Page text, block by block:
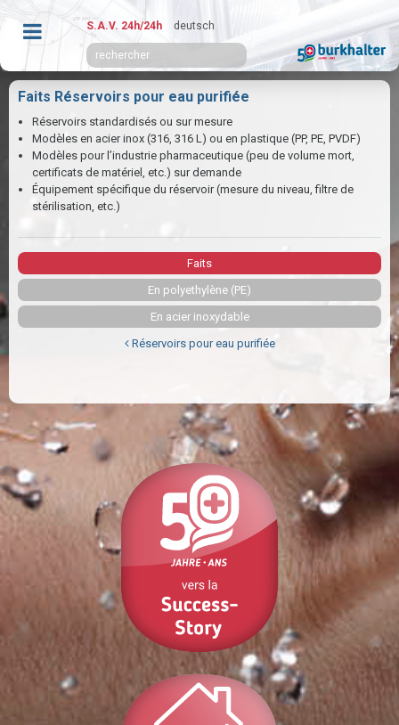
S.A.V. 24h/24h deutsch
Faits Réservoirs pour eau purifiée
Réservoirs standardisés ou sur mesure
Modèles en acier inox (316, 316 L) ou en plastique (PP, PE, PVDF)
Modèles pour l’industrie pharmaceutique (peu de volume mort,
certificats de matériel, etc.) sur demande
Équipement spécifique du réservoir (mesure du niveau, filtre de
stérilisation, etc.)
Faits
En polyethylène (PE)
En acier inoxydable
Réservoirs pour eau purifiée